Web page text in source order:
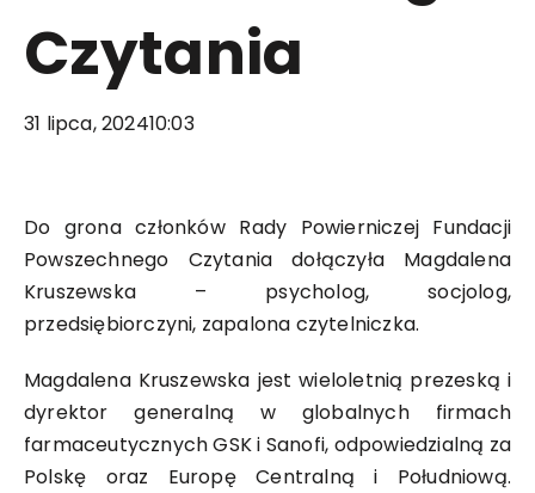
Czytania
31 lipca, 202410:03
Do grona członków Rady Powierniczej Fundacji
Powszechnego Czytania dołączyła Magdalena
Kruszewska – psycholog, socjolog,
przedsiębiorczyni, zapalona czytelniczka.
Magdalena Kruszewska jest wieloletnią prezeską i
dyrektor generalną w globalnych firmach
farmaceutycznych GSK i Sanofi, odpowiedzialną za
Polskę oraz Europę Centralną i Południową.